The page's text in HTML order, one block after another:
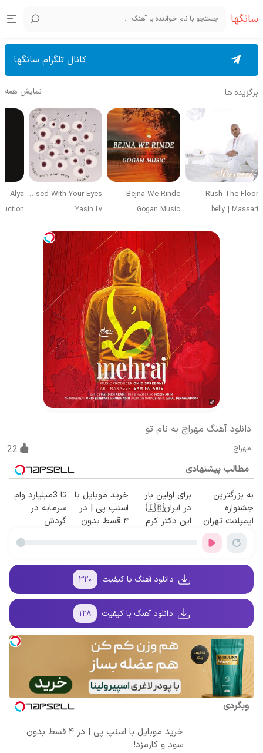
سانگها
کانال تلگرام سانگها
برگزیده ها نمایش همه
Rush The Floor
belly | Massari
Bejna We Rinde
Gogan Music
Obsessed With Your Eyes
Yasin Lv
Alya
دانلود آهنگ مهراج به نام تو
مهراج 22
مطالب پیشنهادی
به بزرگترین
جشنواره
ایمپلنت تهران
سر بزنید ! |
فقط ۲۵ میلیون
برای اولین بار
در ایران🇮🇷
این دکتر کرم
خرید موبایل با
اسنپ پی | در
۴ قسط بدون
تا 3میلیارد وام
سرمایه در
گردش
فروشگاهت رو
دانلود آهنگ با کیفیت ۳۲۰
دانلود آهنگ با کیفیت ۱۲۸
وبگردی
خرید موبایل با اسنپ پی | در ۴ قسط بدون
سود و کارمزد!